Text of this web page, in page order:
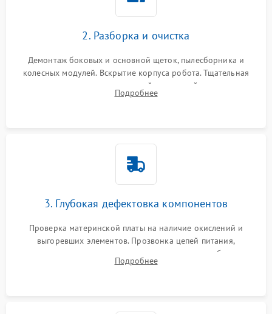
2. Разборка и очистка
Демонтаж боковых и основной щеток, пылесборника и
колесных модулей. Вскрытие корпуса робота. Тщательная
очистка внутренних полостей, шестерней и плат от
скопившейся пыли, волос и шерсти животных с
Подробнее
3. Глубокая дефектовка компонентов
Проверка материнской платы на наличие окислений и
выгоревших элементов. Прозвонка цепей питания,
тестирование приводных моторов колес и турбины
всасывания. Оценка состояния оптических и инфракрасных
Подробнее